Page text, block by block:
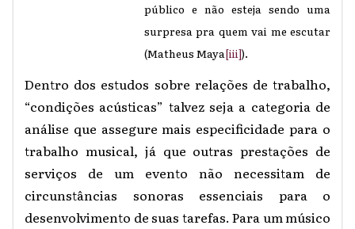
público e não esteja sendo uma
surpresa pra quem vai me escutar
(Matheus Maya[iii]).
Dentro dos estudos sobre relações de trabalho,
“condições acústicas” talvez seja a categoria de
análise que assegure mais especificidade para o
trabalho musical, já que outras prestações de
serviços de um evento não necessitam de
circunstâncias sonoras essenciais para o
desenvolvimento de suas tarefas. Para um músico